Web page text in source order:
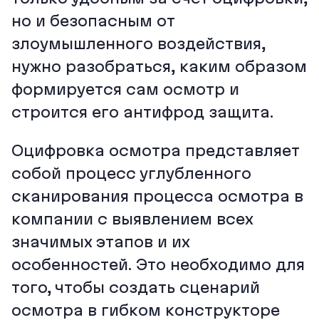
но и безопасным от
злоумышленного воздействия,
нужно разобраться, каким образом
формируется сам осмотр и
строится его антифрод защита.
Оцифровка осмотра представляет
собой процесс углубленного
сканирования процесса осмотра в
компании с выявлением всех
значимых этапов и их
особенностей. Это необходимо для
того, чтобы создать сценарий
осмотра в гибком конструкторе